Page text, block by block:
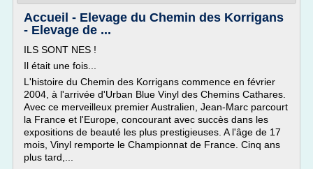
Accueil - Elevage du Chemin des Korrigans
- Elevage de ...
ILS SONT NES !
Il était une fois...
L'histoire du Chemin des Korrigans commence en février
2004, à l'arrivée d'Urban Blue Vinyl des Chemins Cathares.
Avec ce merveilleux premier Australien, Jean-Marc parcourt
la France et l'Europe, concourant avec succès dans les
expositions de beauté les plus prestigieuses. A l'âge de 17
mois, Vinyl remporte le Championnat de France. Cinq ans
plus tard,...